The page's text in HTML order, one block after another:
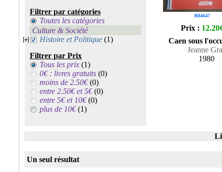
Filtrer par catégories
Toutes les catégories
Culture & Société
Histoire et Politique (1)
Filtrer par Prix
Tous les prix (1)
0€ : livres gratuits (0)
moins de 2.50€(0)
entre 2.50€ et 5€(0)
entre 5€ et 10€(0)
plus de 10€(1)
R04647
Prix :
Caen sous
Jeanne
1980
Un seul résultat